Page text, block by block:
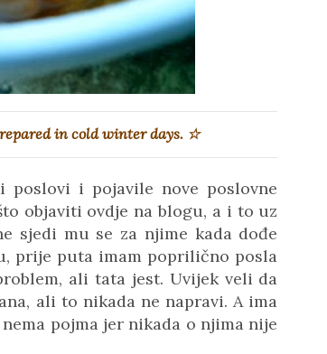
in cold winter days. ☆
poslovi i pojavile nove poslovne
objaviti ovdje na blogu, a i to uz
sjedi mu se za njime kada dođe
prije puta imam poprilično posla
ali tata jest. Uvijek veli da
ali to nikada ne napravi. A ima
pojma jer nikada o njima nije